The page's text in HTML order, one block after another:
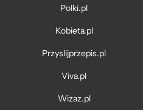
Polki.pl
Kobieta.pl
Przyslijprzepis.pl
Viva.pl
Wizaz.pl